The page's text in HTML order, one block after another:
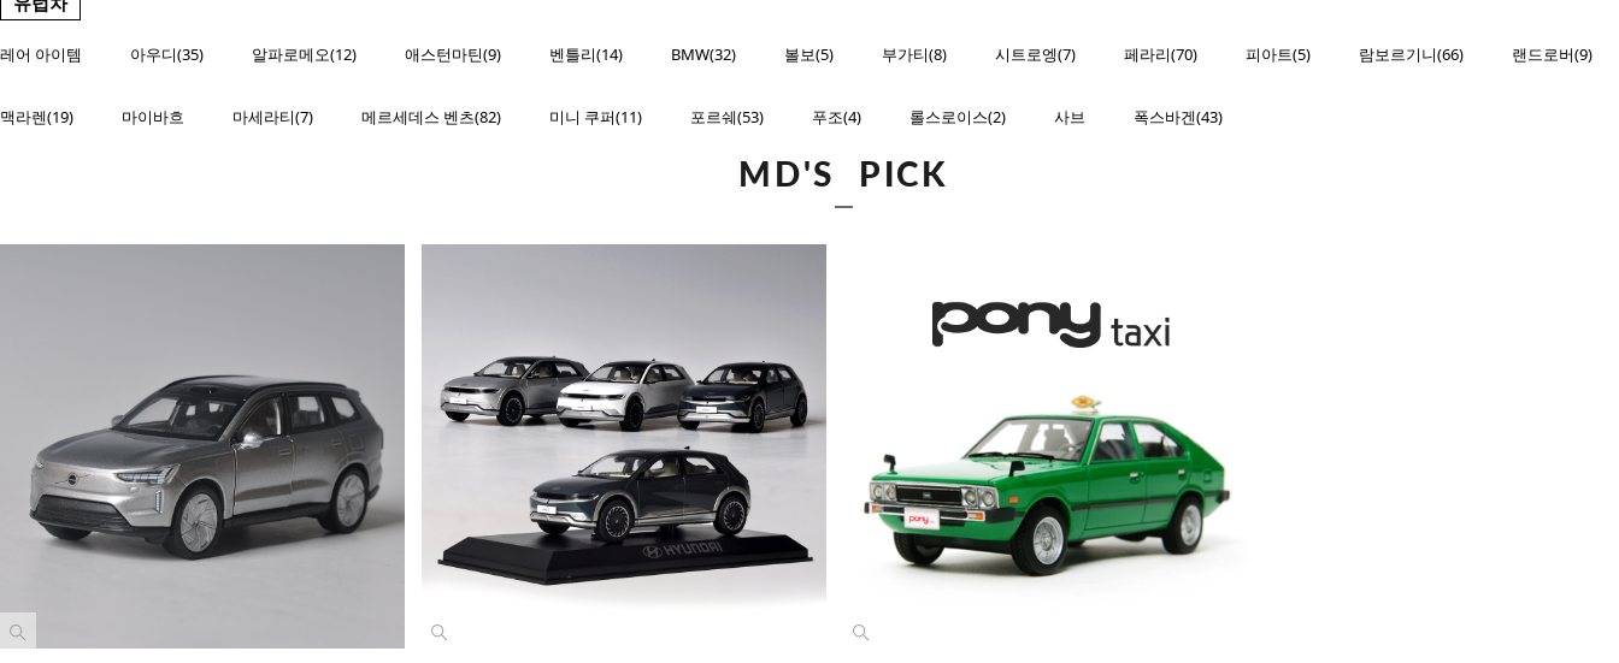
유럽차
레어 아이템 아우디(35) 알파로메오(12) 애스턴마틴(9) 벤틀리(14) BMW(32) 볼보(5) 부가티(8) 시트로엥(7) 페라리(70) 피아트(5) 람보르기니(66) 랜드로버(9)
맥라렌(19) 마이바흐 마세라티(7) 메르세데스 벤츠(82) 미니 쿠퍼(11) 포르쉐(53) 푸조(4) 롤스로이스(2) 사브 폭스바겐(43)
MD'S PICK